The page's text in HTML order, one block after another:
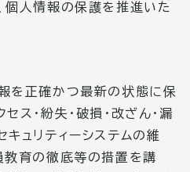
個人情報の保護を推進いた
を正確かつ最新の状態に保
ス・紛失・破損・改ざん・漏
ュリティーシステムの維
教育の徹底等の措置を講